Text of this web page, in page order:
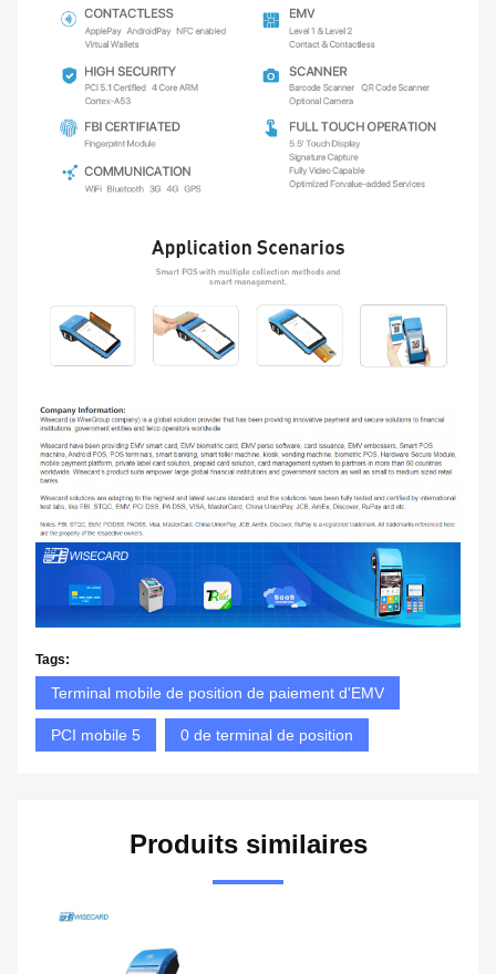
Tags:
Terminal mobile de position de paiement d'EMV
PCI mobile 5 0 de terminal de position
Produits similaires